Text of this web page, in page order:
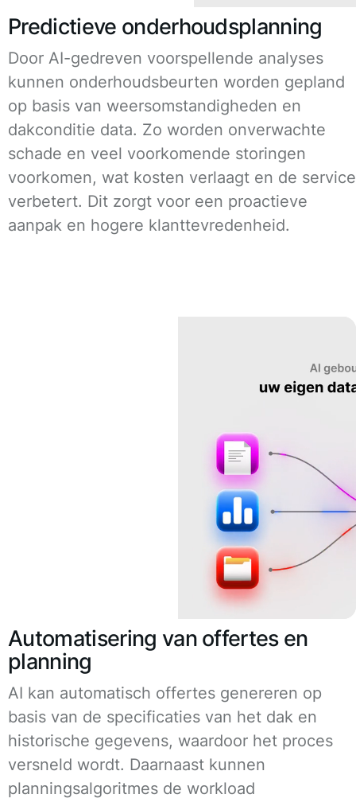
Predictieve onderhoudsplanning
Door AI-gedreven voorspellende analyses
kunnen onderhoudsbeurten worden gepland
op basis van weersomstandigheden en
dakconditie data. Zo worden onverwachte
schade en veel voorkomende storingen
voorkomen, wat kosten verlaagt en de service
verbetert. Dit zorgt voor een proactieve
aanpak en hogere klanttevredenheid.
Automatisering van offertes en
planning
AI kan automatisch offertes genereren op
basis van de specificaties van het dak en
historische gegevens, waardoor het proces
versneld wordt. Daarnaast kunnen
planningsalgoritmes de workload